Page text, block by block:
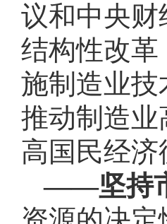
议和中央
结构性改
施制造业
推动制造
高国民经
——坚持